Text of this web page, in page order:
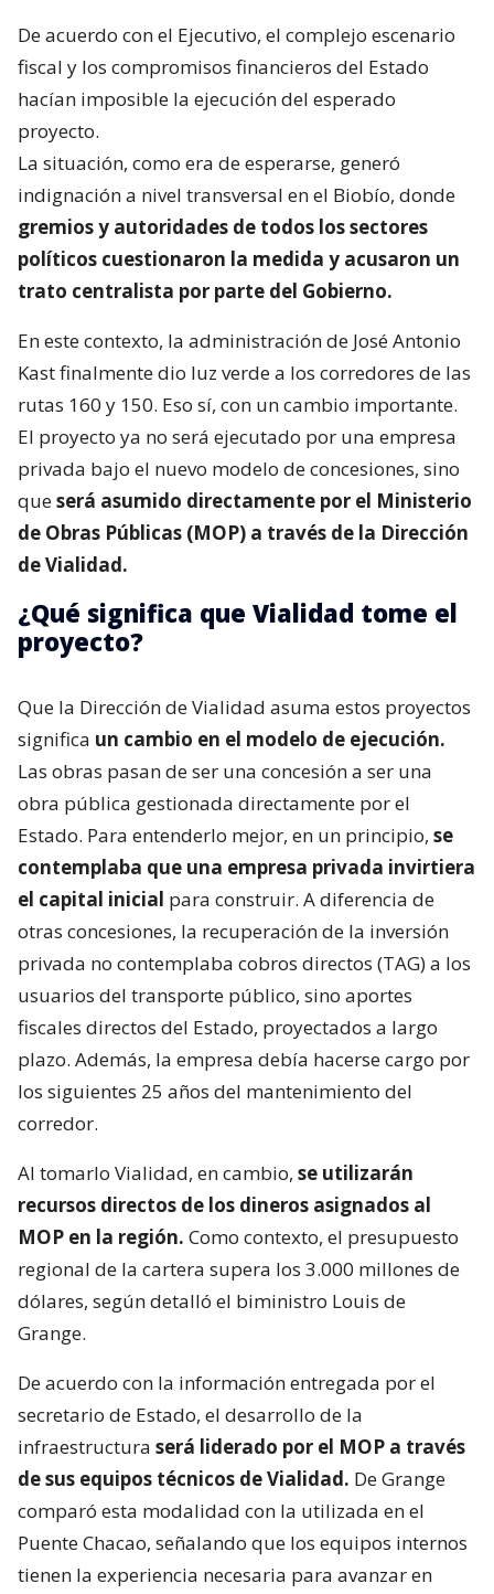
De acuerdo con el Ejecutivo, el complejo escenario
fiscal y los compromisos financieros del Estado
hacían imposible la ejecución del esperado
proyecto.
La situación, como era de esperarse, generó
indignación a nivel transversal en el Biobío, donde
gremios y autoridades de todos los sectores
políticos cuestionaron la medida y acusaron un
trato centralista por parte del Gobierno.
En este contexto, la administración de José Antonio
Kast finalmente dio luz verde a los corredores de las
rutas 160 y 150. Eso sí, con un cambio importante.
El proyecto ya no será ejecutado por una empresa
privada bajo el nuevo modelo de concesiones, sino
queserá asumido directamente por el Ministerio
de Obras Públicas (MOP) a través de la Dirección
de Vialidad.
¿Qué significa que Vialidad tome el
proyecto?
Que la Dirección de Vialidad asuma estos proyectos
significa un cambio en el modelo de ejecución.
Las obras pasan de ser una concesión a ser una
obra pública gestionada directamente por el
Estado. Para entenderlo mejor, en un principio, se
contemplaba que una empresa privada invirtiera
el capital inicial para construir. A diferencia de
otras concesiones, la recuperación de la inversión
privada no contemplaba cobros directos (TAG) a los
usuarios del transporte público, sino aportes
fiscales directos del Estado, proyectados a largo
plazo. Además, la empresa debía hacerse cargo por
los siguientes 25 años del mantenimiento del
corredor.
Al tomarlo Vialidad, en cambio, se utilizarán
recursos directos de los dineros asignados al
MOP en la región. Como contexto, el presupuesto
regional de la cartera supera los 3.000 millones de
dólares, según detalló el biministro Louis de
Grange.
De acuerdo con la información entregada por el
secretario de Estado, el desarrollo de la
infraestructura será liderado por el MOP a través
de sus equipos técnicos de Vialidad. De Grange
comparó esta modalidad con la utilizada en el
Puente Chacao, señalando que los equipos internos
tienen la experiencia necesaria para avanzar en